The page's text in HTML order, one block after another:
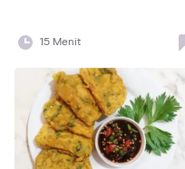
15 Menit